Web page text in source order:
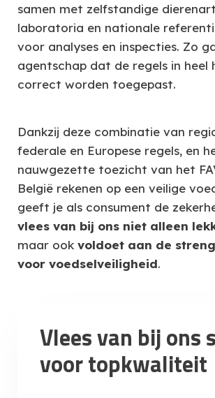
samen met zelfstandige
laboratoria en nationale
voor analyses en inspecties. Zo
agentschap dat de regels in heel
correct worden toegepast.
Dankzij deze combinatie van
federale en Europese regels, en
nauwgezette toezicht van het
België rekenen op een veilige
geeft je als consument de
vlees van bij ons niet alleen
maar ook voldoet aan de
voor voedselveiligheid.
Vlees van bij ons
voor topkwaliteit